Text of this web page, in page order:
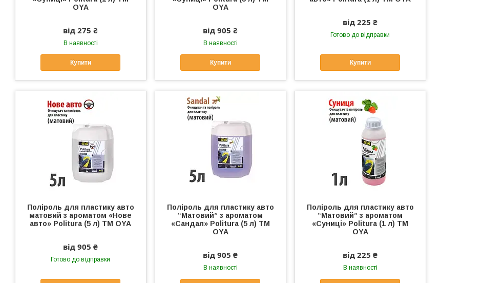
OYA
від 275 ₴
В наявності
Купити
OYA
від 905 ₴
В наявності
Купити
від 225 ₴
Готово до відправки
Купити
Поліроль для пластику авто
матовий з ароматом «Нове
авто» Politura (5 л) ТМ OYA
від 905 ₴
Готово до відправки
Поліроль для пластику авто
“Матовий” з ароматом
«Сандал» Politura (5 л) ТМ
OYA
від 905 ₴
В наявності
Поліроль для пластику авто
“Матовий” з ароматом
«Суниці» Politura (1 л) ТМ
OYA
від 225 ₴
В наявності